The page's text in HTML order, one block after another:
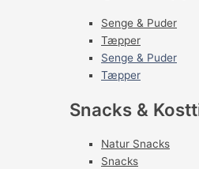
Senge & Puder
Tæpper
Senge & Puder
Tæpper
Snacks &
Natur Snacks
Snacks